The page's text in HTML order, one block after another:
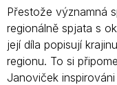
Přestože významná
regionálně spjata s
její díla popisují
regionu. To si
Janoviček